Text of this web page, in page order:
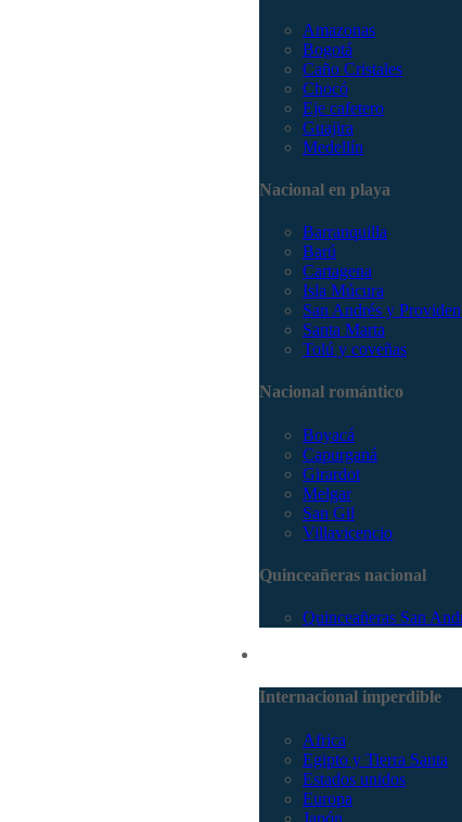
Amazonas
Bogotá
Caño Cristales
Chocó
Eje cafetero
Guajira
Medellín
Nacional en playa
Barranquilla
Barú
Cartagena
Isla Múcura
San Andrés y
Santa Marta
Tolú y coveñas
Nacional romántico
Boyacá
Capurganá
Girardot
Melgar
San Gil
Villavicencio
Quinceañeras nacional
Quinceañeras San
Internacional imperdible
Africa
Egipto y Tierra Santa
Estados unidos
Europa
Japón